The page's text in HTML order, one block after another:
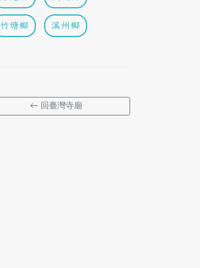
竹塘鄉 溪州鄉
← 回臺灣寺廟